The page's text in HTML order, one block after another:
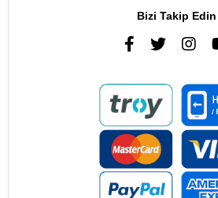
Bizi Takip Edin